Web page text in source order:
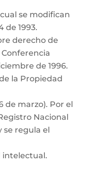
cual se modifican
de 1993.
derecho de
de 1996.
la Propiedad
de marzo). Por el
Nacional
se regula el
intelectual.